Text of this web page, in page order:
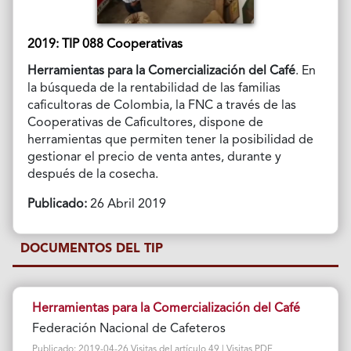
2019: TIP 088 Cooperativas
Herramientas para la Comercialización del Café. En
la búsqueda de la rentabilidad de las familias
caficultoras de Colombia, la FNC a través de las
Cooperativas de Caficultores, dispone de
herramientas que permiten tener la posibilidad de
gestionar el precio de venta antes, durante y
después de la cosecha.
Publicado:26 Abril 2019
DOCUMENTOS DEL TIP
Herramientas para la Comercialización del Café
Federación Nacional de Cafeteros